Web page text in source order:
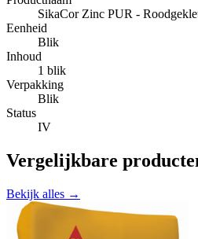
SikaCor Zinc PUR -
Eenheid
Blik
Inhoud
1 blik
Verpakking
Blik
Status
IV
Vergelijkbare
Bekijk alles →